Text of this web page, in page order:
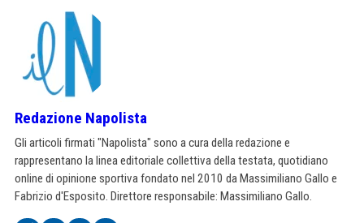
Redazione Napolista
Gli articoli firmati "Napolista" sono a cura della redazione e
rappresentano la linea editoriale collettiva della testata, quotidiano
online di opinione sportiva fondato nel 2010 da Massimiliano Gallo e
Fabrizio d'Esposito. Direttore responsabile: Massimiliano Gallo.